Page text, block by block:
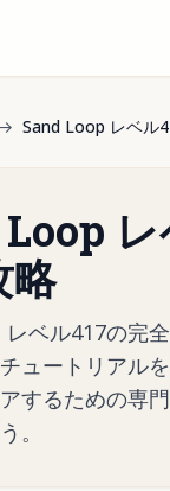
→ Sand Loop レベル
略
ベル417の完
ュートリアル
するための専
。